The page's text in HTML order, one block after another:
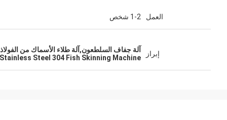
العمل 1-2 شخص
إبراز
آلة جفاف السلطعون,آلة طلاء الأسماك من الفولاذ المقاوم للصدأ 304,آلة طلاء
Stainless Steel 304 Fish Skinning Machine